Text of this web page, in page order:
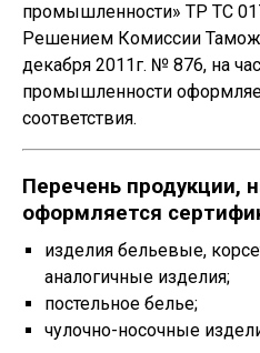
промышленности» ТР ТС
Решением Комиссии
декабря 2011г. № 876, на
промышленности
соответствия.
Перечень продукции,
оформляется
изделия бельевые,
аналогичные изделия;
постельное белье;
чулочно-носочные